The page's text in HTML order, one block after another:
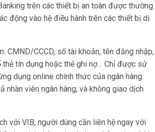
trên các thiết bị an toàn được thường
động vào hệ điều hành trên các thiết bị di
CMND/CCCD, số tài khoản, tên đăng nhập,
thẻ tín dụng hoặc thẻ ghi nợ… Chỉ được sử
dụng online chính thức của ngân hàng.
viên ngân hàng, và không giao dịch
với VIB, người dùng cần liên hệ ngay với